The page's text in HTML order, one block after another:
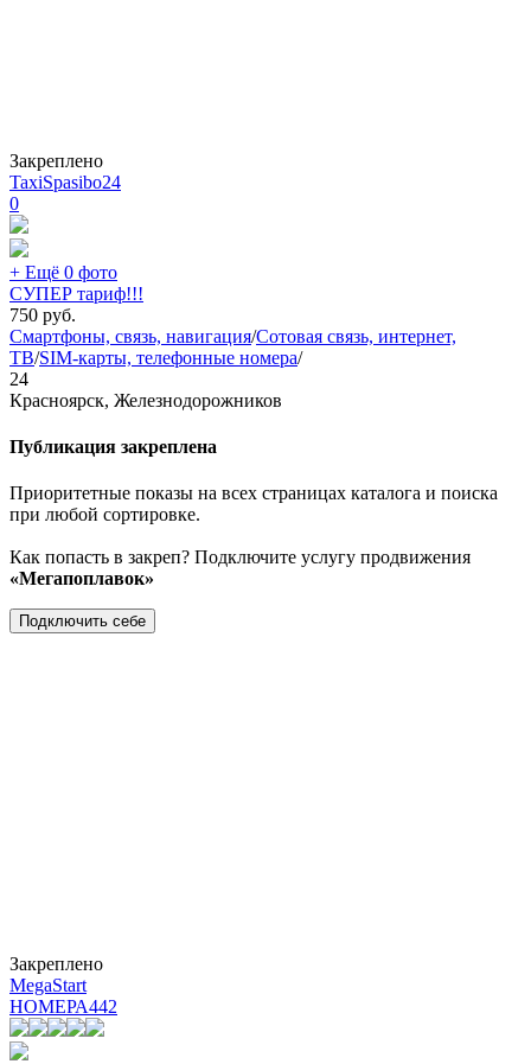
Закреплено
TaxiSpasibo24
0
+ Ещё 0 фото
СУПЕР тариф!!!
750 руб.
Смартфоны, связь, навигация/Сотовая связь, интернет,
ТВ/SIM-карты, телефонные номера/
24
Красноярск, Железнодорожников
Публикация закреплена
Приоритетные показы на всех страницах каталога и поиска
при любой сортировке.
Как попасть в закреп? Подключите услугу продвижения
«Мегапоплавок»
Подключить себе
Закреплено
MegaStart
НОМЕРА442